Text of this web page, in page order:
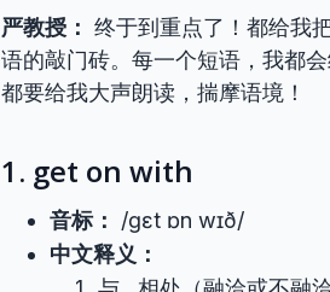
严教授： 终于到重点了！都给我
语的敲门砖。每一个短语，我都
都要给我大声朗读，揣摩语境！
1. get on with
音标：
/ɡɛt ɒn wɪð/
中文释义：